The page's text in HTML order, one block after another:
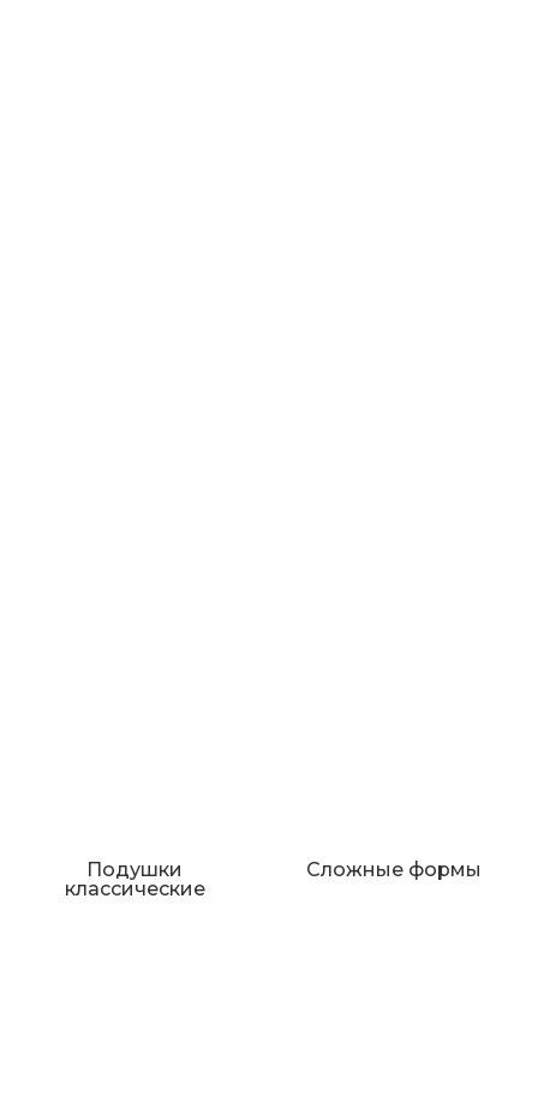
Подушки
классические
Сложные формы